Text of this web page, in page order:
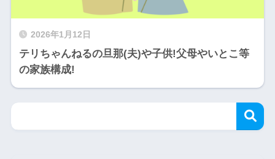
2026年1月12日
テリちゃんねるの旦那(夫)や子供!父母やいとこ等
の家族構成!